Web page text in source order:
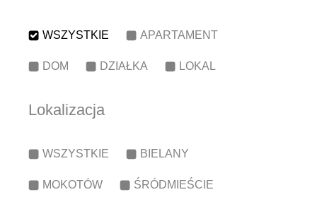
WSZYSTKIE APARTAMENT
DOM DZIAŁKA LOKAL
Lokalizacja
WSZYSTKIE BIELANY
MOKOTÓW ŚRÓDMIEŚCIE